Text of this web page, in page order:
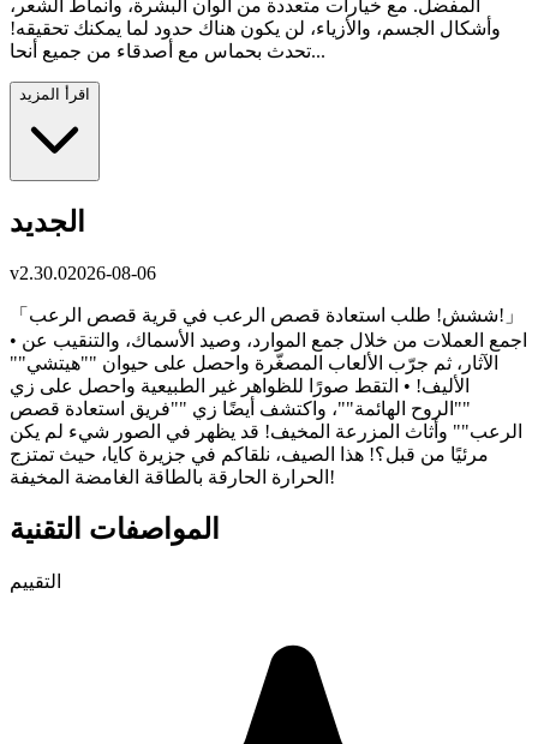
المفضل. مع خيارات متعددة من ألوان البشرة، وأنماط الشعر،
وأشكال الجسم، والأزياء، لن يكون هناك حدود لما يمكنك تحقيقه!
تحدث بحماس مع أصدقاء من جميع أنحا...
اقرأ المزيد
الجديد
v2.30.02026-08-06
「ششش! طلب استعادة قصص الرعب في قرية قصص الرعب!」
• اجمع العملات من خلال جمع الموارد، وصيد الأسماك، والتنقيب عن
الآثار، ثم جرّب الألعاب المصغّرة واحصل على حيوان ""هيتشي""
الأليف! • التقط صورًا للظواهر غير الطبيعية واحصل على زي
""الروح الهائمة""، واكتشف أيضًا زي ""فريق استعادة قصص
الرعب"" وأثاث المزرعة المخيف! قد يظهر في الصور شيء لم يكن
مرئيًا من قبل؟! هذا الصيف، نلقاكم في جزيرة كايا، حيث تمتزج
الحرارة الحارقة بالطاقة الغامضة المخيفة!
المواصفات التقنية
التقييم